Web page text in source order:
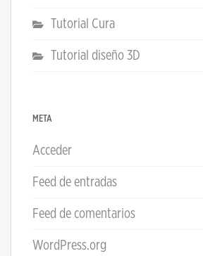
Tutorial Cura
Tutorial diseño 3D
META
Acceder
Feed de entradas
Feed de comentarios
WordPress.org